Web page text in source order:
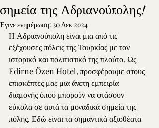
σημεία της Αδριανούπολης!
Έγινε ενημέρωση: 30 Δεκ 2024
Η Αδριανούπολη είναι μια από τις
εξέχουσες πόλεις της Τουρκίας με τον
ιστορικό και πολιτιστικό της πλούτο. Ως
Edirne Özen Hotel, προσφέρουμε στους
επισκέπτες μας μια άνετη εμπειρία
διαμονής όπου μπορούν να φτάσουν
εύκολα σε αυτά τα μοναδικά σημεία της
πόλης. Εδώ είναι τα σημαντικά αξιοθέατα